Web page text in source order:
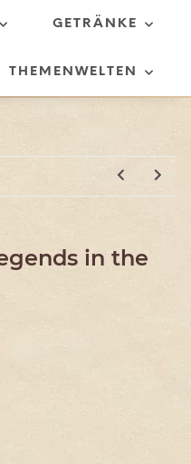
GETRÄNKE
THEMENWELTEN
in the